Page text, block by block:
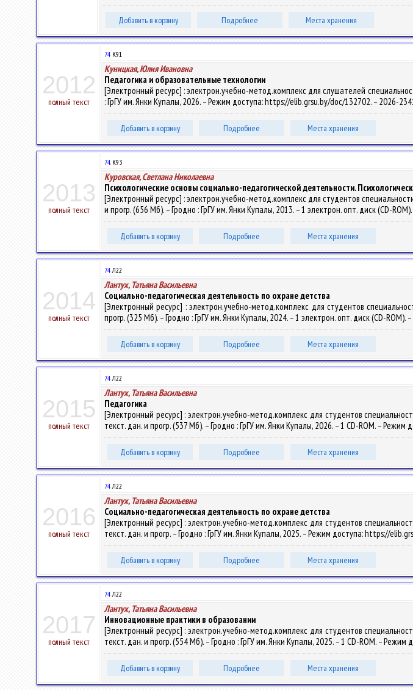
Добавить в корзину Подробнее Места хранения
2012
полный текст
74 К91
Куницкая, Юлия Ивановна
Педагогика и образовательные технологии
[Электронный ресурс] : электрон.учебно-метод.комплекс для слушателей
: ГрГУ им. Янки Купалы, 2026. – Режим доступа: https://elib.grsu.by/doc/132702. – 2026-
Добавить в корзину Подробнее Места хранения
2013
полный текст
74.К93
Куровская, Светлана Николаевна
Психологические основы социально-педагогической деятельности.
[Электронный ресурс] : электрон.учебно-метод.комплекс для студентов
и прогр. (656 Мб). – Гродно : ГрГУ им. Янки Купалы, 2013. – 1 электрон. опт. диск (CD-
Добавить в корзину Подробнее Места хранения
2014
полный текст
74Л22
Лантух, Татьяна Васильевна
Социально-педагогическая деятельность по охране детства
[Электронный ресурс] : электрон.учебно-метод.комплекс для студентов
прогр. (325 Мб). – Гродно : ГрГУ им. Янки Купалы, 2024. – 1 электрон. опт. диск (CD-
Добавить в корзину Подробнее Места хранения
2015
полный текст
74Л22
Лантух, Татьяна Васильевна
Педагогика
[Электронный ресурс] : электрон.учебно-метод.комплекс для студентов
текст. дан. и прогр. (537 Мб). – Гродно : ГрГУ им. Янки Купалы, 2026. – 1 CD-ROM. –
Добавить в корзину Подробнее Места хранения
2016
полный текст
74Л22
Лантух, Татьяна Васильевна
Социально-педагогическая деятельность по охране детства
[Электронный ресурс] : электрон.учебно-метод.комплекс для студентов
текст. дан. и прогр. – Гродно : ГрГУ им. Янки Купалы, 2025. – Режим доступа: https://
Добавить в корзину Подробнее Места хранения
2017
полный текст
74Л22
Лантух, Татьяна Васильевна
Инновационные практики в образовании
[Электронный ресурс] : электрон.учебно-метод.комплекс для студентов
текст. дан. и прогр. (554 Мб). – Гродно : ГрГУ им. Янки Купалы, 2025. – 1 CD-ROM. –
Добавить в корзину Подробнее Места хранения